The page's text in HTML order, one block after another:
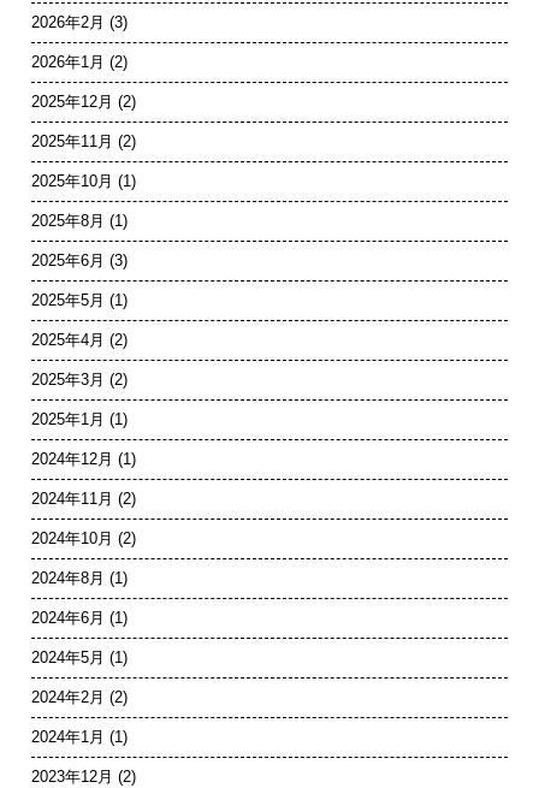
2026年2月 (3)
2026年1月 (2)
2025年12月 (2)
2025年11月 (2)
2025年10月 (1)
2025年8月 (1)
2025年6月 (3)
2025年5月 (1)
2025年4月 (2)
2025年3月 (2)
2025年1月 (1)
2024年12月 (1)
2024年11月 (2)
2024年10月 (2)
2024年8月 (1)
2024年6月 (1)
2024年5月 (1)
2024年2月 (2)
2024年1月 (1)
2023年12月 (2)